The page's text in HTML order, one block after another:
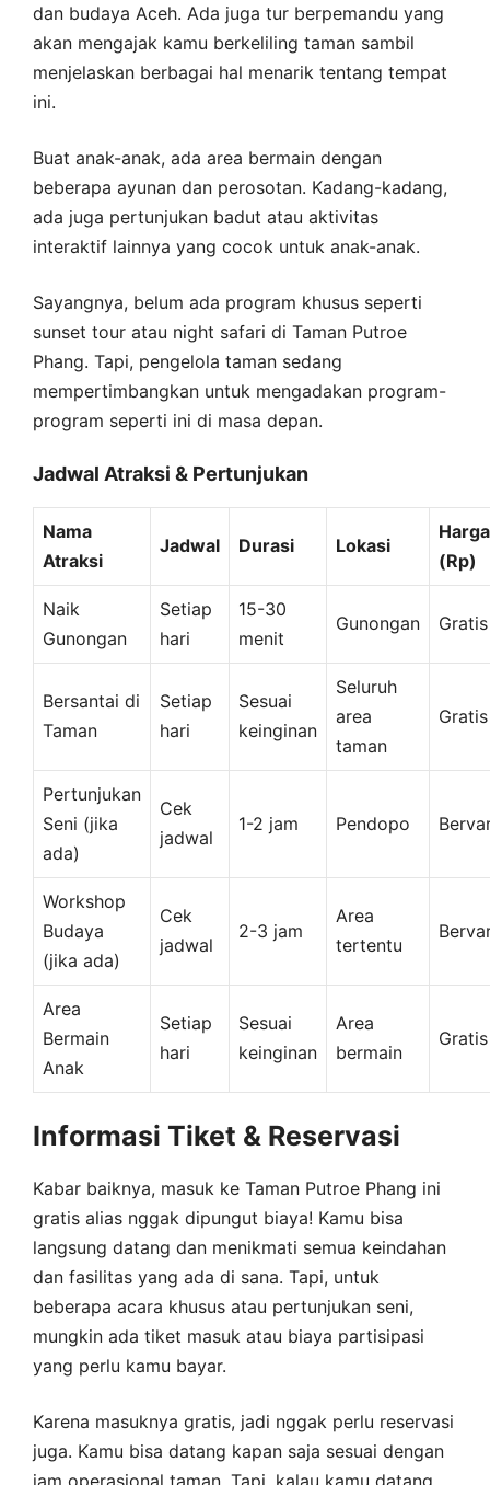
dan budaya Aceh. Ada juga tur berpemandu yang
akan mengajak kamu berkeliling taman sambil
menjelaskan berbagai hal menarik tentang tempat
ini.
Buat anak-anak, ada area bermain dengan
beberapa ayunan dan perosotan. Kadang-kadang,
ada juga pertunjukan badut atau aktivitas
interaktif lainnya yang cocok untuk anak-anak.
Sayangnya, belum ada program khusus seperti
sunset tour atau night safari di Taman Putroe
Phang. Tapi, pengelola taman sedang
mempertimbangkan untuk mengadakan program-
program seperti ini di masa depan.
Jadwal Atraksi & Pertunjukan
Nama
Atraksi
Jadwal Durasi Lokasi
Harga
(Rp)
Naik
Gunongan
Setiap
hari
15-30
menit
Gunongan Gratis
Bersantai di
Taman
Setiap
hari
Sesuai
keinginan
Seluruh
area
taman
Gratis
Pertunjukan
Seni (jika
ada)
Cek
jadwal
1-2 jam Pendopo
Workshop
Budaya
(jika ada)
Cek
jadwal
2-3 jam
Area
tertentu
Area
Bermain
Anak
Setiap
hari
Sesuai
keinginan
Area
bermain
Gratis
Informasi Tiket & Reservasi
Kabar baiknya, masuk ke Taman Putroe Phang ini
gratis alias nggak dipungut biaya! Kamu bisa
langsung datang dan menikmati semua keindahan
dan fasilitas yang ada di sana. Tapi, untuk
beberapa acara khusus atau pertunjukan seni,
mungkin ada tiket masuk atau biaya partisipasi
yang perlu kamu bayar.
Karena masuknya gratis, jadi nggak perlu reservasi
juga. Kamu bisa datang kapan saja sesuai dengan
jam operasional taman. Tapi, kalau kamu datang